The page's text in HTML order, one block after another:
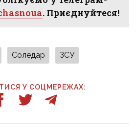
. Приєднуйтеся!
Соледар ЗСУ
У СОЦМЕРЕЖАХ: